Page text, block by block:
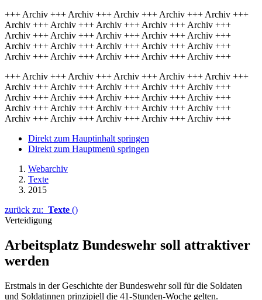
+++ Archiv +++ Archiv +++ Archiv +++ Archiv +++ Archiv +++
Archiv +++ Archiv +++ Archiv +++ Archiv +++ Archiv +++
Archiv +++ Archiv +++ Archiv +++ Archiv +++ Archiv +++
Archiv +++ Archiv +++ Archiv +++ Archiv +++ Archiv +++
Archiv +++ Archiv +++ Archiv +++ Archiv +++ Archiv +++
+++ Archiv +++ Archiv +++ Archiv +++ Archiv +++ Archiv +++
Archiv +++ Archiv +++ Archiv +++ Archiv +++ Archiv +++
Archiv +++ Archiv +++ Archiv +++ Archiv +++ Archiv +++
Archiv +++ Archiv +++ Archiv +++ Archiv +++ Archiv +++
Archiv +++ Archiv +++ Archiv +++ Archiv +++ Archiv +++
Direkt zum Hauptinhalt springen
Direkt zum Hauptmenü springen
Webarchiv
Texte
2015
zurück zu: Texte ()
Verteidigung
Arbeitsplatz Bundeswehr soll attraktiver
werden
Erstmals in der Geschichte der Bundeswehr soll für die Soldaten
und Soldatinnen prinzipiell die 41-Stunden-Woche gelten.